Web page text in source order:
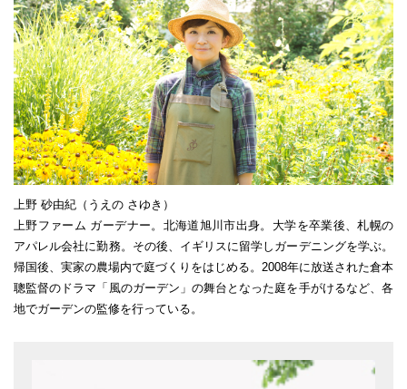
上野 砂由紀（うえの さゆき）
上野ファーム ガーデナー。北海道旭川市出身。大学を卒業後、札幌の
アパレル会社に勤務。その後、イギリスに留学しガーデニングを学ぶ。
帰国後、実家の農場内で庭づくりをはじめる。2008年に放送された倉本
聰監督のドラマ「風のガーデン」の舞台となった庭を手がけるなど、各
地でガーデンの監修を行っている。